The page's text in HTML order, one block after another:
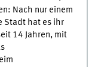
Nach nur einem
Stadt hat es ihr
14 Jahren, mit